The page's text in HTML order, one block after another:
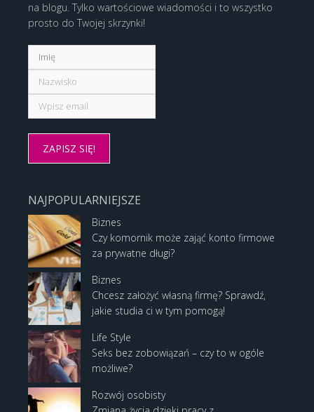
na blogu. Tylko wartościowe wiadomości i to wszystko
prosto do Twojej skrzynki!
NAJPOPULARNIEJSZE
Biznes
Czy komornik może zająć konto firmowe
za prywatne długi?
Biznes
Chcesz założyć własną firmę? Sprawdź,
jakie studia ci w tym pomogą!
Life Style
Seks bez zobowiązań – czy to w ogóle
możliwe?
Rozwój osobisty